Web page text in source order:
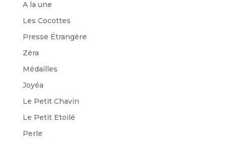
A la une
Les Cocottes
Presse Étrangère
Zéra
Médailles
Joyéa
Le Petit Chavin
Le Petit Etoilé
Perle